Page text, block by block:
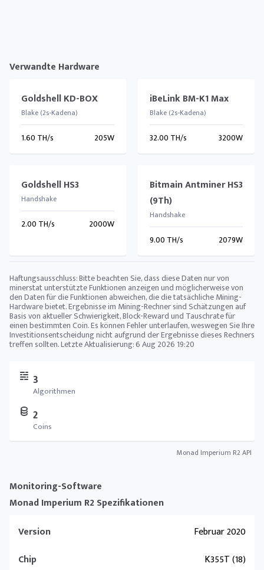
3
Algorithmen
2
Coins
Monad Imperium R2 API
Monitoring-Software
Monad Imperium R2 Spezifikationen
Version
Februar 2020
Chip
K355T (18)
Verwandte Hardware
Goldshell KD-BOX
Blake (2s-Kadena)
1.60 TH/s 205W
iBeLink BM-K1 Max
Blake (2s-Kadena)
32.00 TH/s 3200W
Goldshell HS3
Handshake
2.00 TH/s 2000W
Bitmain Antminer HS3
(9Th)
Handshake
9.00 TH/s 2079W
Haftungsausschluss: Bitte beachten Sie, dass diese Daten nur von
minerstat unterstützte Funktionen anzeigen und möglicherweise von
den Daten für die Funktionen abweichen, die die tatsächliche Mining-
Hardware bietet. Ergebnisse im Mining-Rechner sind Schätzungen auf
Basis von aktueller Schwierigkeit, Block-Reward und Tauschrate für
einen bestimmten Coin. Es können Fehler unterlaufen, weswegen Sie Ihre
Investitionsentscheidung nicht aufgrund der Ergebnisse dieses Rechners
treffen sollten. Letzte Aktualisierung:6 Aug 2026 19:20